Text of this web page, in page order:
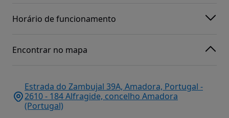
Horário de funcionamento
Encontrar no mapa
Estrada do Zambujal 39A, Amadora, Portugal -
2610 - 184 Alfragide, concelho Amadora
(Portugal)